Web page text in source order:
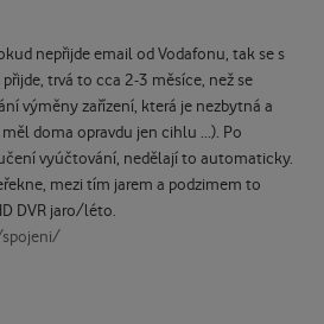
nepřijde email od Vodafonu, tak se s
trvá to cca 2-3 měsíce, než se
výměny zařízení, která je nezbytná a
doma opravdu jen cihlu ...). Po
vyúčtování, nedělají to automaticky.
mezi tím jarem a podzimem to
DVR jaro/léto.